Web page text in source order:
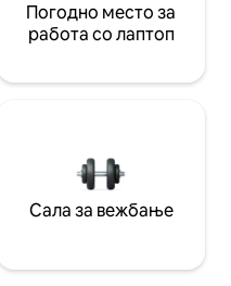
Погодно место за
работа со лаптоп
Сала за вежбање